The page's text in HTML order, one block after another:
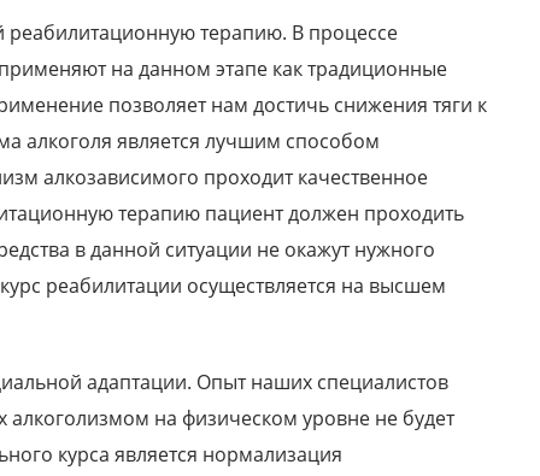
реабилитационную терапию. В процессе
на данном этапе как традиционные
позволяет нам достичь снижения тяги к
алкоголя является лучшим способом
алкозависимого проходит качественное
терапию пациент должен проходить
в данной ситуации не окажут нужного
реабилитации осуществляется на высшем
адаптации. Опыт наших специалистов
алкоголизмом на физическом уровне не будет
курса является нормализация